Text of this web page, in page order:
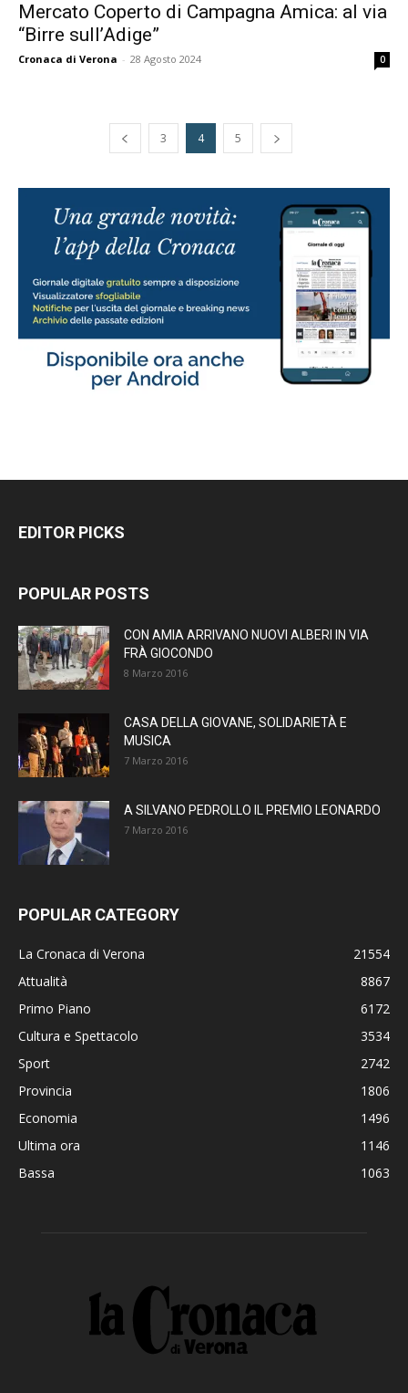
Mercato Coperto di Campagna Amica: al via
“Birre sull’Adige”
Cronaca di Verona - 28 Agosto 2024 0
3 4 5
EDITOR PICKS
POPULAR POSTS
CON AMIA ARRIVANO NUOVI ALBERI IN VIA
FRÀ GIOCONDO
8 Marzo 2016
CASA DELLA GIOVANE, SOLIDARIETÀ E
MUSICA
7 Marzo 2016
A SILVANO PEDROLLO IL PREMIO LEONARDO
7 Marzo 2016
POPULAR CATEGORY
La Cronaca di Verona
21554
Attualità
8867
Primo Piano
6172
Cultura e Spettacolo
3534
Sport
2742
Provincia
1806
Economia
1496
Ultima ora
1146
Bassa
1063